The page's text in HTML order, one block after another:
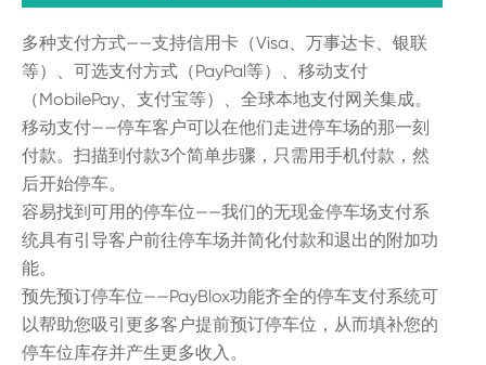
多种支付方式——支持信用卡（Visa、万事达卡、银联
等）、可选支付方式（PayPal等）、移动支付
（MobilePay、支付宝等）、全球本地支付网关集成。
移动支付——停车客户可以在他们走进停车场的那一刻
付款。扫描到付款3个简单步骤，只需用手机付款，然
后开始停车。
容易找到可用的停车位——我们的无现金停车场支付系
统具有引导客户前往停车场并简化付款和退出的附加功
能。
预先预订停车位——PayBlox功能齐全的停车支付系统可
以帮助您吸引更多客户提前预订停车位，从而填补您的
停车位库存并产生更多收入。